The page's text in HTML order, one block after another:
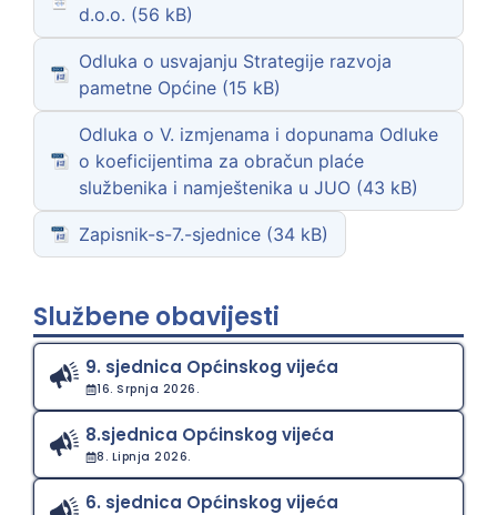
d.o.o.
Odluka o usvajanju Strategije razvoja
pametne Općine
Odluka o V. izmjenama i dopunama Odluke
o koeficijentima za obračun plaće
službenika i namještenika u JUO
Zapisnik-s-7.-sjednice
Službene obavijesti
9. sjednica Općinskog vijeća
16. Srpnja 2026.
8.sjednica Općinskog vijeća
8. Lipnja 2026.
6. sjednica Općinskog vijeća